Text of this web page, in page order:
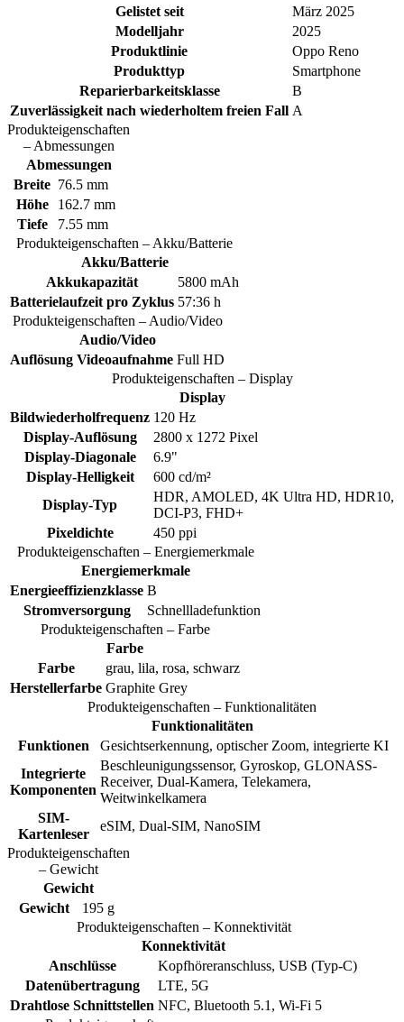
Gelistet seit
März 2025
Modelljahr
2025
Produktlinie
Oppo Reno
Produkttyp
Smartphone
Reparierbarkeitsklasse
B
Zuverlässigkeit nach wiederholtem freien Fall A
Produkteigenschaften
– Abmessungen
Abmessungen
Breite 76.5 mm
Höhe
162.7 mm
Tiefe
7.55 mm
Produkteigenschaften – Akku/Batterie
Akku/Batterie
Akkukapazität
5800 mAh
Batterielaufzeit pro Zyklus 57:36 h
Produkteigenschaften – Audio/Video
Audio/Video
Auflösung Videoaufnahme Full HD
Produkteigenschaften – Display
Display
Bildwiederholfrequenz 120 Hz
Display-Auflösung
2800 x 1272 Pixel
Display-Diagonale
6.9"
Display-Helligkeit
600 cd/m²
Display-Typ
HDR, AMOLED, 4K Ultra HD, HDR10,
DCI-P3, FHD+
Pixeldichte
450 ppi
Produkteigenschaften – Energiemerkmale
Energiemerkmale
Energieeffizienzklasse B
Stromversorgung
Schnellladefunktion
Produkteigenschaften – Farbe
Farbe
Farbe
grau, lila, rosa, schwarz
Herstellerfarbe Graphite Grey
Produkteigenschaften – Funktionalitäten
Funktionalitäten
Funktionen
Gesichtserkennung, optischer Zoom, integrierte KI
Integrierte
Komponenten
Beschleunigungssensor, Gyroskop, GLONASS-
Receiver, Dual-Kamera, Telekamera,
Weitwinkelkamera
SIM-
Kartenleser
eSIM, Dual-SIM, NanoSIM
Produkteigenschaften
– Gewicht
Gewicht
Gewicht
195 g
Produkteigenschaften – Konnektivität
Konnektivität
Anschlüsse
Kopfhöreranschluss, USB (Typ-C)
Datenübertragung
LTE, 5G
Drahtlose Schnittstellen NFC, Bluetooth 5.1, Wi-Fi 5